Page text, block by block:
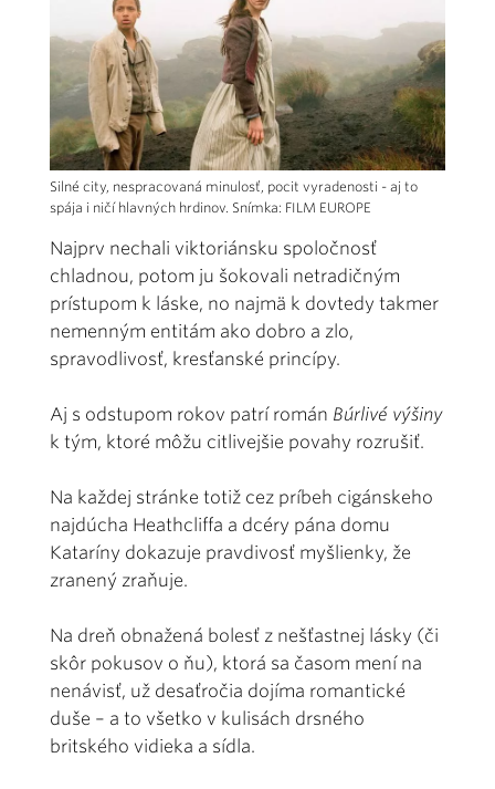
Silné city, nespracovaná minulosť, pocit vyradenosti - aj to
spája i ničí hlavných hrdinov. Snímka: FILM EUROPE
Najprv nechali viktoriánsku spoločnosť
chladnou, potom ju šokovali netradičným
prístupom k láske, no najmä k dovtedy takmer
nemenným entitám ako dobro a zlo,
spravodlivosť, kresťanské princípy.
Aj s odstupom rokov patrí román Búrlivé výšiny
k tým, ktoré môžu citlivejšie povahy rozrušiť.
Na každej stránke totiž cez príbeh cigánskeho
najdúcha Heathcliffa a dcéry pána domu
Kataríny dokazuje pravdivosť myšlienky, že
zranený zraňuje.
Na dreň obnažená bolesť z nešťastnej lásky (či
skôr pokusov o ňu), ktorá sa časom mení na
nenávisť, už desaťročia dojíma romantické
duše – a to všetko v kulisách drsného
britského vidieka a sídla.